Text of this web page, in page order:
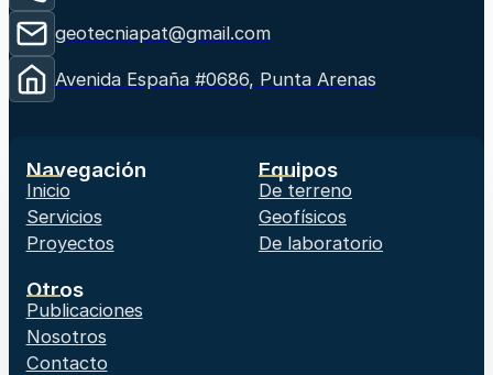
geotecniapat@gmail.com
Avenida España #0686, Punta Arenas
Navegación
Inicio
Servicios
Proyectos
Equipos
De terreno
Geofísicos
De laboratorio
Otros
Publicaciones
Nosotros
Contacto